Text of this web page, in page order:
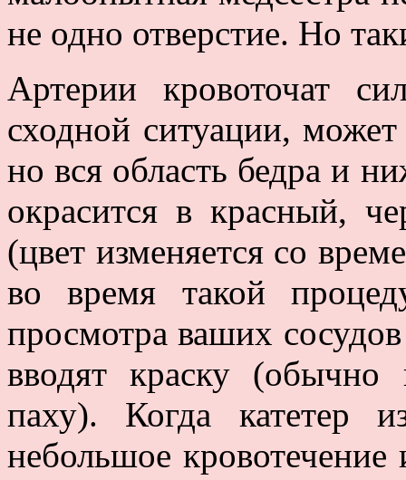
не одно отверстие. Но
Артерии кровоточат
сходной ситуации,
но вся область бедра и
окрасится в красный,
(цвет изменяется со
во время такой
просмотра ваших
вводят краску
паху). Когда катетер
небольшое кровотечение